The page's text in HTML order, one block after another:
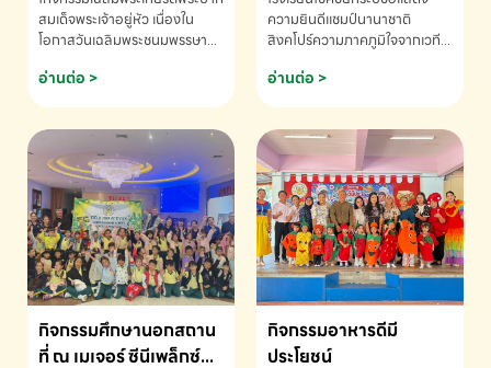
โอกาสวันเฉลิม
พระชนมพรรษา
สมเด็จพระเจ้าอยู่หัว เนื่องใน
โอกาสวันเฉลิมพระชนมพรรษา
ข้อมูลเพิ่มเติม โทร. 075-691910
อ่านต่อ >
ครั้งที่ 46 ประจำปี 2569
ณ ประเทศสิงคโปร์
ความยินดีแชมป์นานาชาติ
สิงคโปร์ความภาคภูมิใจจากเวที
ด.ช.พัทธนันท์ พรหมพันธ์ ชั้น
อนุบาล EP K3 โรงเรียนโชคชัย
แข่งขันคณิตศาสตร์และคณิตคิด
เร็วนานาชาติ ครั้งที่ 46 ประจำปี
2569 ณ ประเทศสิงคโปร์
INTERNATIONAL
MATHEMATICS AND
MENTAL ARITHMETIC
COMPETITION 2026 - ถ้วย
รางวัลรองชนะเลิศอันดับที่ 2
Mental Arithmetic
Competition K2 - ถ้วยรางวัล
รองชนะเลิศอันดับที่ 2 Mental
อ่านต่อ >
กิจกรรมศึกษานอกสถาน
ที่ ณ เมเจอร์ ซีนีเพล็กซ์
กิจกรรมอาหารดีมี
ประโยชน์